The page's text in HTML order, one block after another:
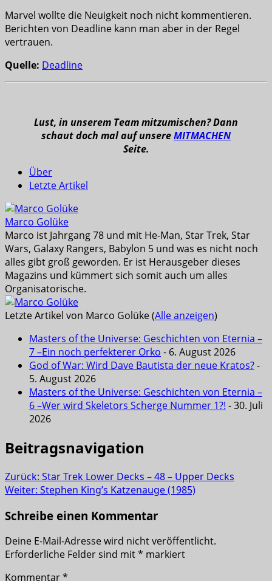
Marvel wollte die Neuigkeit noch nicht kommentieren.
Berichten von Deadline kann man aber in der Regel
vertrauen.
Quelle: Deadline
Lust, in unserem Team mitzumischen? Dann
schaut doch mal auf unsereMITMACHEN
Seite.
Über
Letzte Artikel
Marco Golüke
Marco ist Jahrgang 78 und mit He-Man, Star Trek, Star
Wars, Galaxy Rangers, Babylon 5 und was es nicht noch
alles gibt groß geworden. Er ist Herausgeber dieses
Magazins und kümmert sich somit auch um alles
Organisatorische.
Letzte Artikel von Marco Golüke(Alle anzeigen)
Masters of the Universe: Geschichten von Eternia –
7 –Ein noch perfekterer Orko - 6. August 2026
God of War: Wird Dave Bautista der neue Kratos?-
5. August 2026
Masters of the Universe: Geschichten von Eternia –
6 –Wer wird Skeletors Scherge Nummer 1?! - 30. Juli
2026
Beitragsnavigation
Zurück: Star Trek Lower Decks – 48 – Upper Decks
Weiter: Stephen King’s Katzenauge (1985)
Schreibe einen Kommentar
Deine E-Mail-Adresse wird nicht veröffentlicht.
Erforderliche Felder sind mit* markiert
Kommentar*